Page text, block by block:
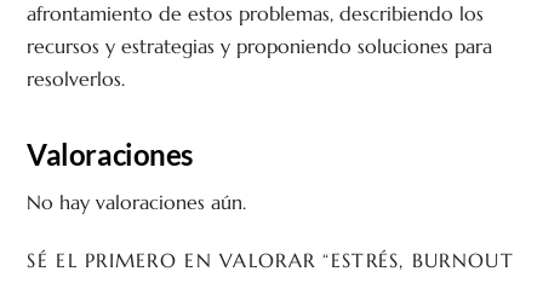
afrontamiento de estos problemas, describiendo los
recursos y estrategias y proponiendo soluciones para
resolverlos.
Valoraciones
No hay valoraciones aún.
SÉ EL PRIMERO EN VALORAR “ESTRÉS, BURNOUT